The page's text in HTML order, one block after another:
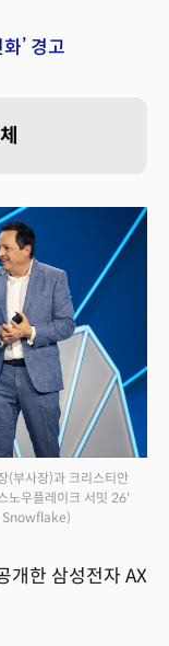
’ 경고
(부사장)과 크리스티안
노우플레이크 서밋 26'
Snowflake)
개한 삼성전자 AX